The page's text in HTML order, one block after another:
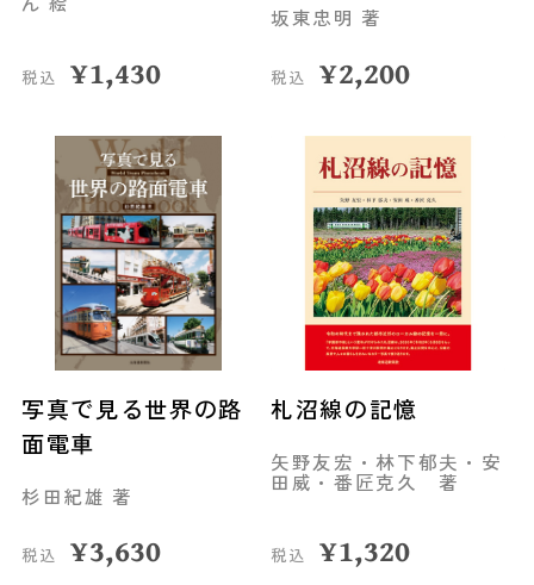
税込 ¥1,430
坂東忠明 著
税込 ¥2,200
写真で見る世界の路
面電車
杉田紀雄 著
税込 ¥3,630
札沼線の記憶
矢野友宏・林下郁夫・安
田威・番匠克久 著
税込 ¥1,320